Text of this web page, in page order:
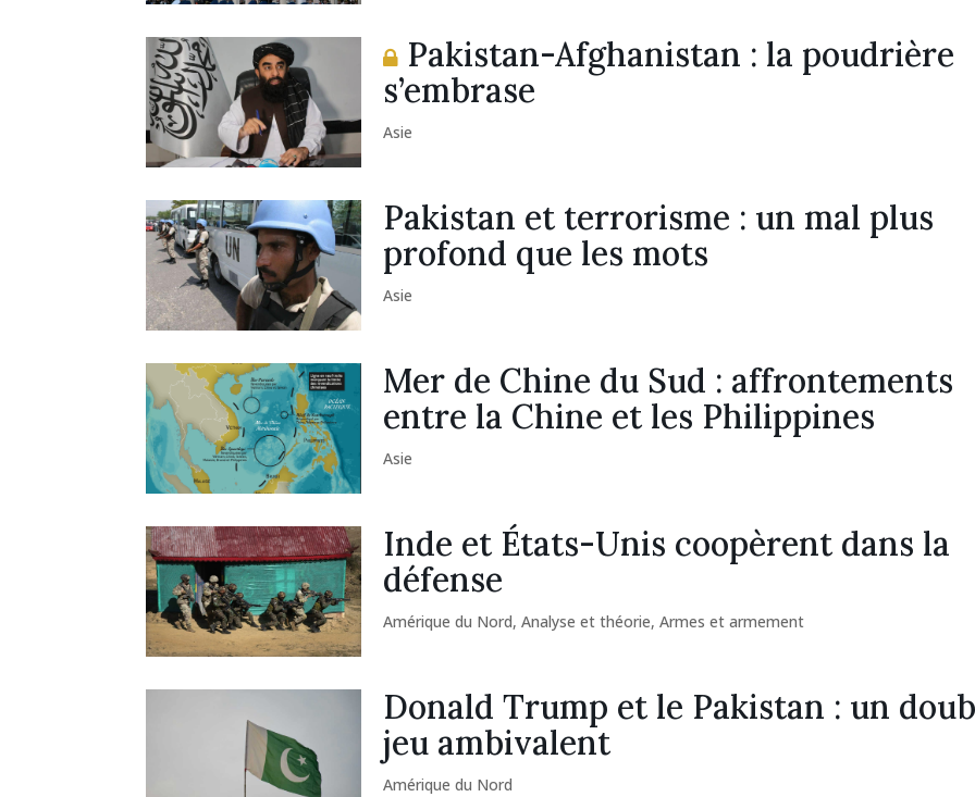
Pakistan-Afghanistan : la poudrière
s’embrase
Asie
Pakistan et terrorisme : un mal plus
profond que les mots
Asie
Mer de Chine du Sud : affrontements
entre la Chine et les Philippines
Asie
Inde et États-Unis coopèrent dans la
défense
Amérique du Nord,Analyse et théorie,Armes et armement
Donald Trump et le Pakistan : un
jeu ambivalent
Amérique du Nord